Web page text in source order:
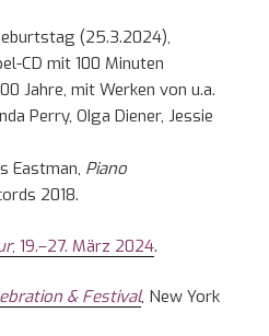
(25.3.2024),
CD mit 100 Minuten
Jahre, mit Werken von u.a.
Perry, OIga Diener, Jessie
Eastman, Piano
2018.
, 19.–27. März 2024.
& Festival, New York